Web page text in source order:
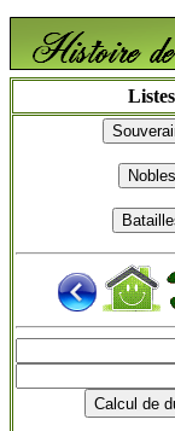
Listes